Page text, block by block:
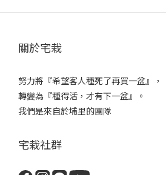
關於宅栽
努力將『希望客人種死了再買一盆』，
轉變為『種得活，才有下一盆』。
我們是來自於埔里的團隊
宅栽社群